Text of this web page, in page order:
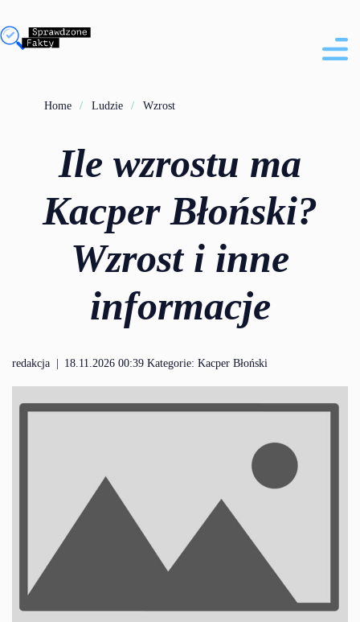
Home Ludzie Wzrost
Ile wzrostu ma
Kacper Błoński?
Wzrost i inne
informacje
redakcja | 18.11.2026 00:39 Kategorie: Kacper Błoński